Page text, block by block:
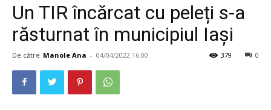
Un TIR încărcat cu peleți s-a
răsturnat în municipiul Iași
De către Manole Ana - 04/04/2022 16:00 0
379